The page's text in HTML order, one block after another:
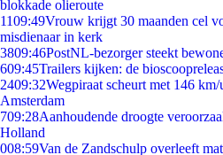
blokkade olieroute
1109:49Vrouw krijgt 30 maanden cel
misdienaar in kerk
3809:46PostNL-bezorger steekt
609:45Trailers kijken: de
2409:32Wegpiraat scheurt met 146
Amsterdam
709:28Aanhoudende droogte
Holland
008:59Van de Zandschulp overleeft